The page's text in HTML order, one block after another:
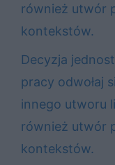
również utwór
kontekstów.
Decyzja
pracy odwołaj
innego utworu
również utwór
kontekstów.